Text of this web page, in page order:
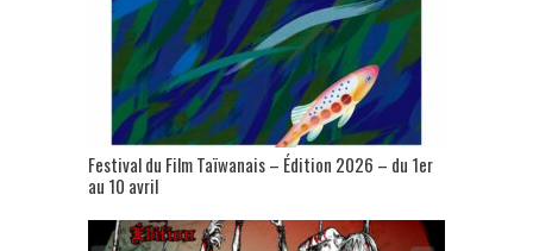
Festival du Film Taïwanais – Édition 2026 – du 1er
au 10 avril